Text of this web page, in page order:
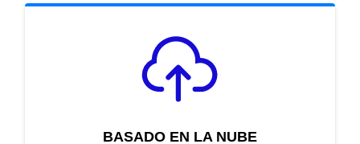
BASADO EN LA NUBE